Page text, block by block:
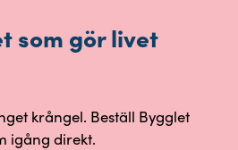
som gör livet
krångel. Beställ Bygglet
igång direkt.